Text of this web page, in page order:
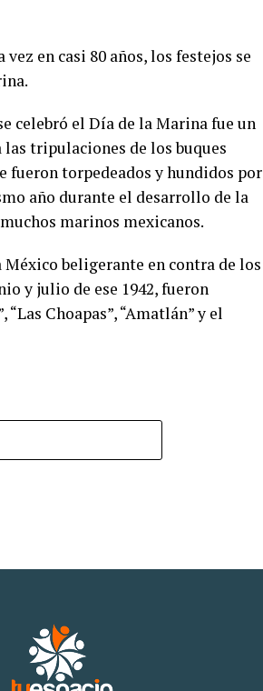
en casi 80 años, los festejos se
celebró el Día de la Marina fue un
las tripulaciones de los buques
fueron torpedeados y hundidos por
año durante el desarrollo de la
marinos mexicanos.
México beligerante en contra de los
y julio de ese 1942, fueron
Choapas”, “Amatlán” y el